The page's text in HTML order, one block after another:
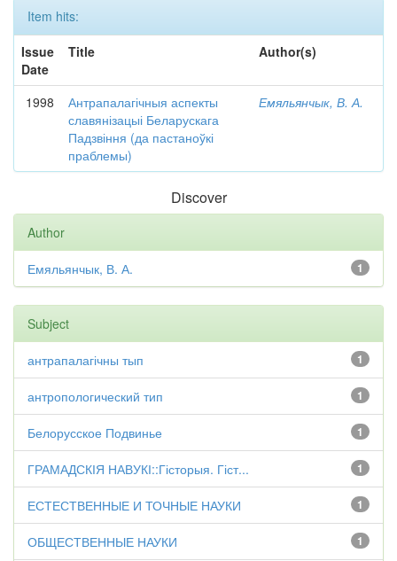
Item hits:
Issue
Date
Title Author(s)
1998
Антрапалагічныя аспекты
славянізацыі Беларускага
Падзвіння (да пастаноўкі
праблемы)
Емяльянчык, В. А.
Discover
Author
1
Емяльянчык, В. А.
Subject
1
антрапалагічны тып
1
антропологический тип
1
Белорусское Подвинье
1
ГРАМАДСКІЯ НАВУКІ::Гісторыя. Гіст...
1
ЕСТЕСТВЕННЫЕ И ТОЧНЫЕ НАУКИ
1
ОБЩЕСТВЕННЫЕ НАУКИ